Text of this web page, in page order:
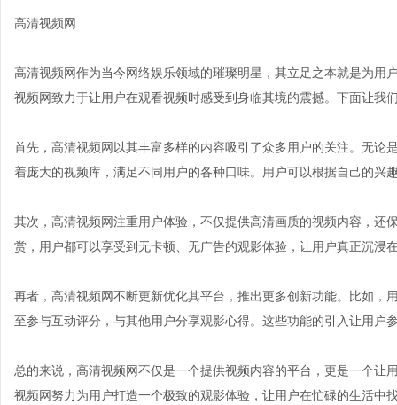
高清视频网
高清视频网作为当今网络娱乐领域的璀璨明星，其立足之本就是为用
视频网致力于让用户在观看视频时感受到身临其境的震撼。下面让我
首先，高清视频网以其丰富多样的内容吸引了众多用户的关注。无论
着庞大的视频库，满足不同用户的各种口味。用户可以根据自己的兴
其次，高清视频网注重用户体验，不仅提供高清画质的视频内容，还
赏，用户都可以享受到无卡顿、无广告的观影体验，让用户真正沉浸
再者，高清视频网不断更新优化其平台，推出更多创新功能。比如，
至参与互动评分，与其他用户分享观影心得。这些功能的引入让用户
总的来说，高清视频网不仅是一个提供视频内容的平台，更是一个
视频网努力为用户打造一个极致的观影体验，让用户在忙碌的生活中